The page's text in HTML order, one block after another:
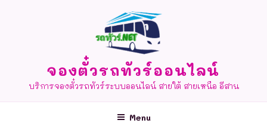
จองตั๋วรถทัวร์ออนไลน์
บริการจองตั๋วรถทัวร์ระบบออนไลน์ สายใต้ สายเหนือ อีสาน
Menu